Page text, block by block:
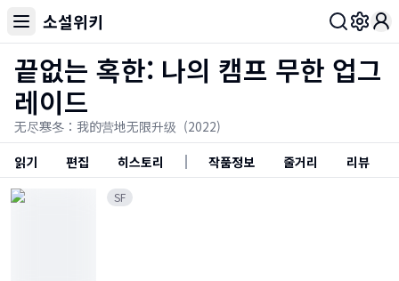
소설위키
끝없는 혹한: 나의 캠프 무한 업그
레이드
无尽寒冬：我的营地无限升级 (2022)
읽기
편집 히스토리 작품정보 줄거리 리뷰
SF